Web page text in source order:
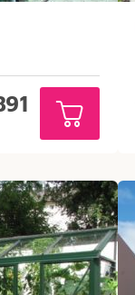
Prijsklasse:
€3.389